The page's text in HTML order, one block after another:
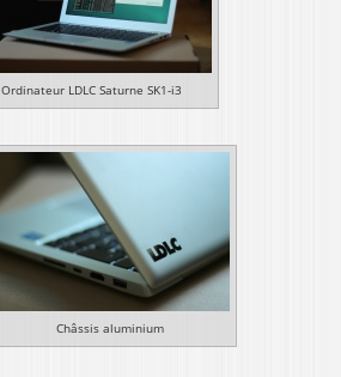
Ordinateur LDLC Saturne SK1-i3
Châssis aluminium